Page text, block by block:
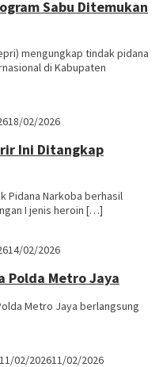
Sabu Ditemukan
mengungkap tindak pidana
di Kabupaten
18/02/2026
Ini Ditangkap
Pidana Narkoba berhasil
I jenis heroin […]
14/02/2026
Polda Metro Jaya
Metro Jaya berlangsung
11/02/202611/02/2026